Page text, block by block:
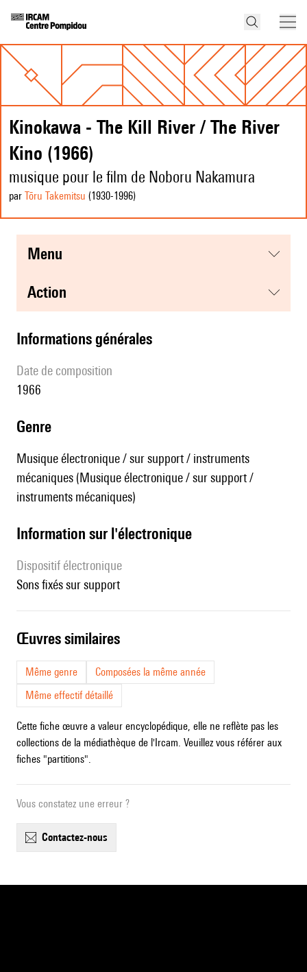
Kinokawa - The Kill River / The River
Kino (1966)
musique pour le film de Noboru Nakamura
par Tōru Takemitsu (1930-1996)
menu
action
informations générales
date de composition
1966
genre
Musique électronique / sur support / instruments
mécaniques (Musique électronique / sur support /
instruments mécaniques)
Information sur l'électronique
Dispositif électronique
sons fixés sur support
œuvres similaires
Même genre
Composées la même année
Même effectif détaillé
Cette fiche œuvre a valeur encyclopédique, elle ne reflète pas les
collections de la médiathèque de l'Ircam. Veuillez vous référer aux
fiches "partitions".
Vous constatez une erreur ?
contactez-nous